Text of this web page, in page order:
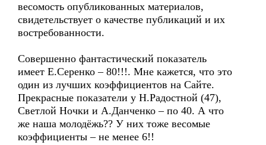
весомость опубликованных материалов,
свидетельствует о качестве публикаций и их
востребованности.
Совершенно фантастический показатель
имеет Е.Серенко – 80!!!. Мне кажется, что это
один из лучших коэффициентов на Сайте.
Прекрасные показатели у Н.Радостной (47),
Светлой Ночки и А.Данченко – по 40. А что
же наша молодёжь?? У них тоже весомые
коэффициенты – не менее 6!!